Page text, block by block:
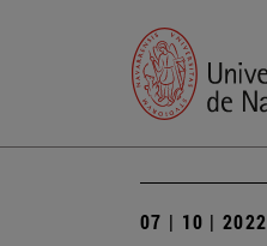
07 | 10 | 2022